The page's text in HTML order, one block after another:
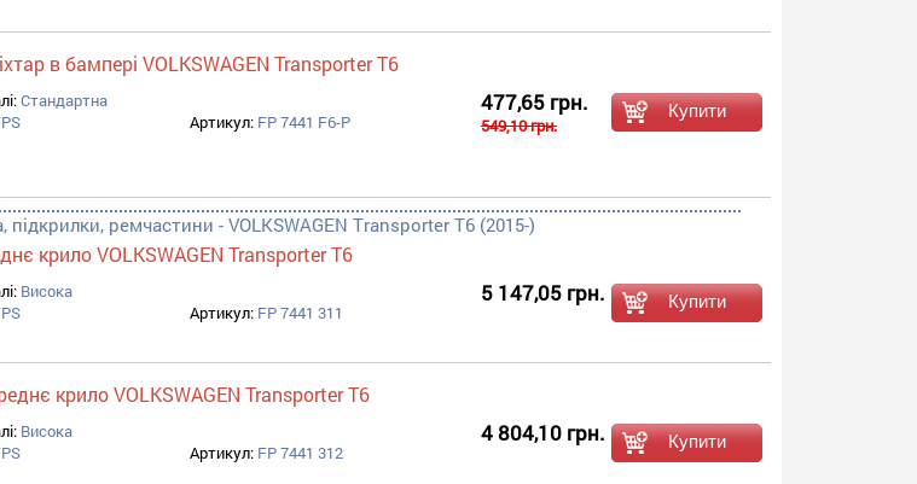
в бампері VOLKSWAGEN Transporter T6
Стандартна
Артикул: FP 7441 F6-P
477,65 грн.
549,10 грн.
підкрилки, ремчастини - VOLKSWAGEN Transporter T6 (2015-)
крило VOLKSWAGEN Transporter T6
Висока
Артикул: FP 7441 311
5 147,05 грн.
крило VOLKSWAGEN Transporter T6
Висока
Артикул: FP 7441 312
4 804,10 грн.